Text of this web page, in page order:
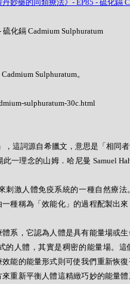
化鎘 Cadmium Sulphuratum
Sulphuratum。
sulphuratum-30c.html
，這詞源自希臘文，意思是「相同
一理念的山姆．哈尼曼 Samuel
刺激人體免疫系統的一種自然療
種稱為「效能化」的過程配製出
系，它認為人體是具有能量場或
的人體，其實是稠密的能量場。這
能的能量形式則可使我們重新恢
重新平衡人體這精緻巧妙的能量